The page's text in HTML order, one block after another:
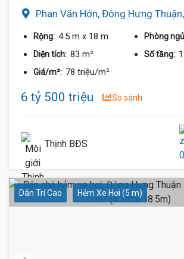
Phan Văn Hớn, Đông Hưng
Rộng: 4.5 m x 18 m Phòng
Diện tích: 83 m² Số tầng:
Giá/m²: 78 triệu/m²
6 tỷ 500 triệu So sánh
Thịnh BĐS
Dân Trí Cao Hẻm Xe Hơi (5 m)